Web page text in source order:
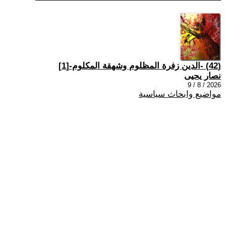
(42) -الدين زفرة المظلوم وشهقة المكلوم-[1]
نصار يحيى
2026 / 8 / 9
مواضيع وابحاث سياسية